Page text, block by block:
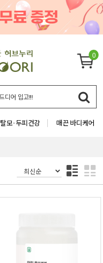
0
탈모·두피건강 매끈 바디케어